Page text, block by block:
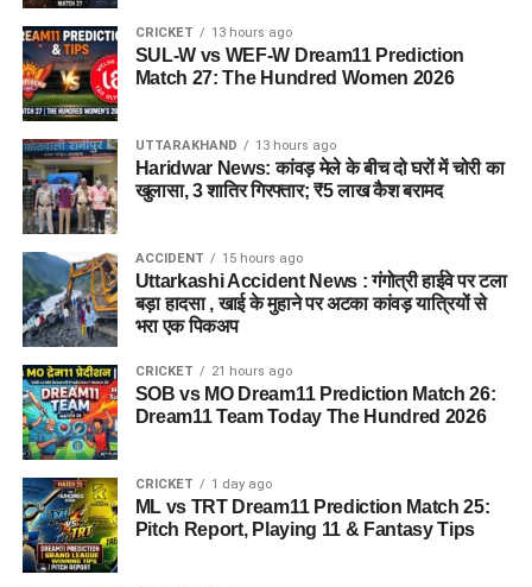
बैठक में पुलिस और प्रशासन के वरिष्ठ अधिकारियों ने भी भाग लिया और नई
व्यवस्था को प्रभावी ढंग से लागू करने के लिए आवश्यक तैयारियों पर चर्चा
की गई।
CRICKET 13 hours ago
SUL-W vs WEF-W Dream11 Prediction
Match 27: The Hundred Women 2026
UTTARAKHAND 13 hours ago
Haridwar News: कांवड़ मेले के बीच दो घरों में चोरी का
खुलासा, 3 शातिर गिरफ्तार; ₹5 लाख कैश बरामद
ACCIDENT 15 hours ago
Uttarkashi Accident News : गंगोत्री हाईवे पर टला
बड़ा हादसा , खाई के मुहाने पर अटका कांवड़ यात्रियों से
भरा एक पिकअप
CRICKET 21 hours ago
SOB vs MO Dream11 Prediction Match 26:
Dream11 Team Today The Hundred 2026
CRICKET 1 day ago
ML vs TRT Dream11 Prediction Match 25:
Pitch Report, Playing 11 & Fantasy Tips